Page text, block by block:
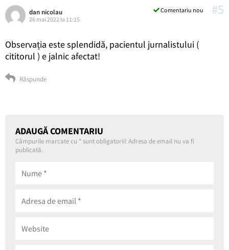
#5
Comentariu nou
dan nicolau
26 mai 2022 la 11:15
Observația este splendidă, pacientul jurnalistului (
cititorul ) e jalnic afectat!
Răspunde
ADAUGĂ COMENTARIU
Câmpurile marcate cu *sunt obligatorii! Adresa de email nu va fi
publicată.